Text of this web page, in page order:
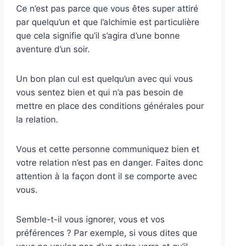
Ce n’est pas parce que vous êtes super attiré
par quelqu’un et que l’alchimie est particulière
que cela signifie qu’il s’agira d’une bonne
aventure d’un soir.
Un bon plan cul est quelqu’un avec qui vous
vous sentez bien et qui n’a pas besoin de
mettre en place des conditions générales pour
la relation.
Vous et cette personne communiquez bien et
votre relation n’est pas en danger. Faites donc
attention à la façon dont il se comporte avec
vous.
Semble-t-il vous ignorer, vous et vos
préférences ? Par exemple, si vous dites que